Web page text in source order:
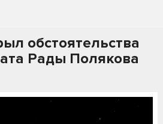
обстоятельства
Рады Полякова